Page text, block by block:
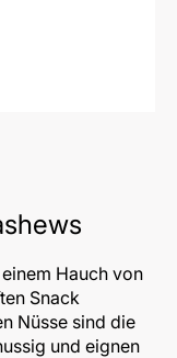
Hauch von
Snack
Nüsse sind die
und eignen